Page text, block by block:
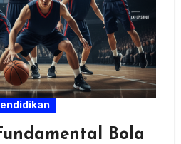
Bola